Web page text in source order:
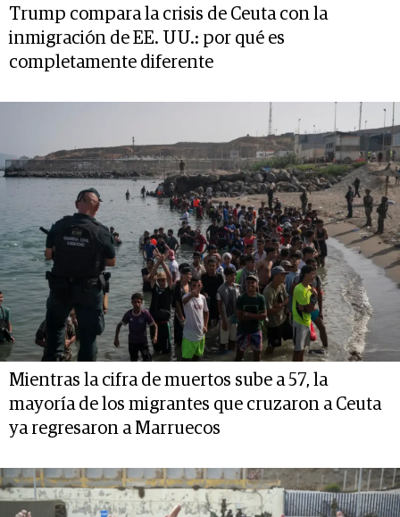
Trump compara la crisis de Ceuta con la
inmigración de EE. UU.: por qué es
completamente diferente
Mientras la cifra de muertos sube a 57, la
mayoría de los migrantes que cruzaron a Ceuta
ya regresaron a Marruecos